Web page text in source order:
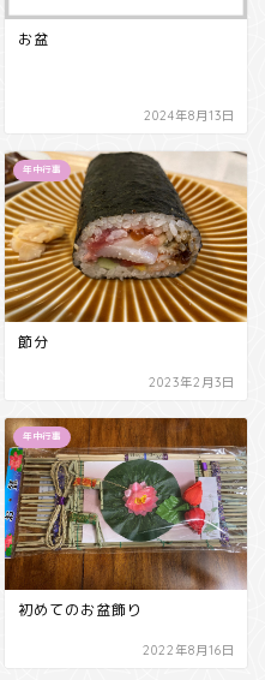
お盆
2024年8月13日
年中行事
節分
2023年2月3日
年中行事
初めてのお盆飾り
2022年8月16日